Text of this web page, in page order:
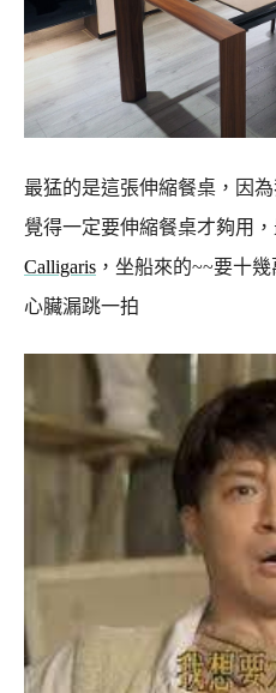
最猛的是這張伸縮餐桌，因
覺得一定要伸縮餐桌才夠用
Calligaris ， 坐船來的~~要十幾
心臟漏跳一拍